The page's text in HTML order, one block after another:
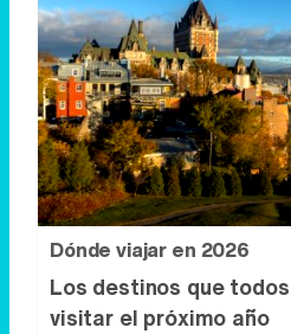
Dónde viajar en 2026
Los destinos que
visitar el próximo año